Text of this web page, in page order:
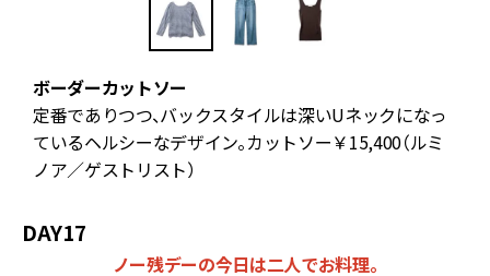
ボーダーカットソー
定番でありつつ、バックスタイルは深いUネックになっ
ているヘルシーなデザイン。カットソー￥15,400（ルミ
ノア／ゲストリスト）
DAY17
ノー残デーの今日は二人でお料理。